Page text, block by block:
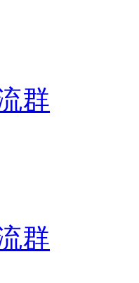
群
群